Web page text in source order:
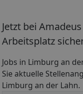
Jetzt bei
Arbeitsplatz
Jobs in Limburg an
Sie aktuelle
Limburg an der Lahn.